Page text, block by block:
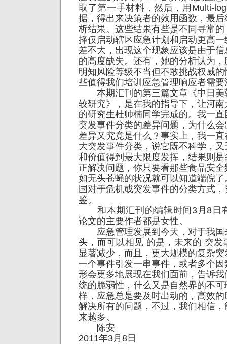
取了第一手材料，然后，用Multi-
据，得出来决策者的效用函数，最
析结果。这些结果有些是不同寻常
择仅启动辖区应急计划和启动更高
差不大，出现这个现象应该是由于
的高度缺失。还有，她的分析认为
明知风险等级不当但不敢挑战权威
些值得我们培训应急管理响应者需
本期汇刊的第三篇文章《中日美
较研究》，是在我的指导下，让河
的研究生杜帅楠同学完成的。我一
突发事件分类的差异问题，为什么
差异又究竟是什么？事实上，我一
大突发事件分类，说它既不科学，
和价值得到最大限度发挥，结果则
正解决问题，你只要看那些食品安
如无头苍蝇的状况就可以知道端倪
国对于危机或突发事件的分类方式
鉴。
和本期汇刊的编辑时间3月8日
论文的主要作者都是女性。
应急管理发展到今天，对于我国
头，而可以相见 的是，未来的 突发
显著减少，而且，更大规模的复杂
一个事件引发一串事件，或者多个
形会更多地展现在我们面前，告诉
统的脆弱性，什么又是自然界的不
样，应急总是要及时出动的，高效
解决所有的问题，不过，我们相信
来越多。
陈安
2011年3月8日